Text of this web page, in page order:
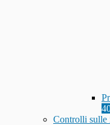
Controlli sulle